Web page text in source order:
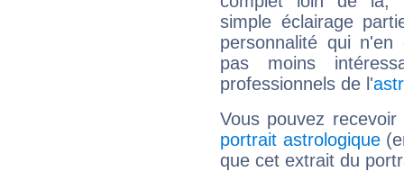
simple éclairage
personnalité qui n'en
pas moins
professionnels de l'
Vous pouvez
portrait astrologique
que cet extrait du